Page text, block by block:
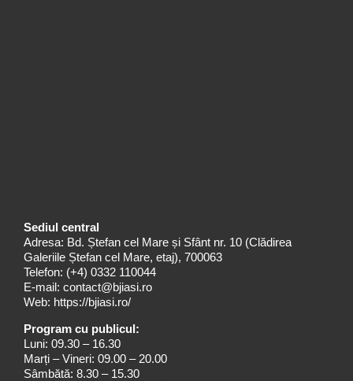
Sediul central
Adresa: Bd. Ștefan cel Mare și Sfânt nr. 10 (Clădirea
Galeriile Ștefan cel Mare, etaj), 700063
Telefon: (+4) 0332 110044
E-mail: contact@bjiasi.ro
Web: https://bjiasi.ro/
Program cu publicul:
Luni: 09.30 – 16.30
Marți – Vineri: 09.00 – 20.00
Sâmbătă: 8.30 – 15.30